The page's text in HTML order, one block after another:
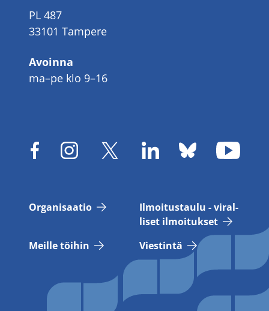
PL 487
33101 Tampere
Avoinna
ma–pe klo 9–16
Or­ga­ni­saa­tio
Il­moi­tus­tau­lu - vi­ral­
li­set il­moi­tuk­set
Meil­le töi­hin
Vies­tin­tä